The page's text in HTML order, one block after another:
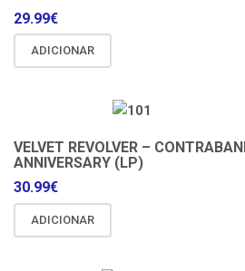
29.99€
ADICIONAR
VELVET REVOLVER –
ANNIVERSARY (LP)
30.99€
ADICIONAR